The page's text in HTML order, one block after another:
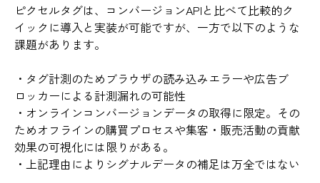
ピクセルタグは、コンバージョンAPIと比べて比較的ク
イックに導入と実装が可能ですが、一方で以下のような
課題があります。
・タグ計測のためブラウザの読み込みエラーや広告ブ
ロッカーによる計測漏れの可能性
・オンラインコンバージョンデータの取得に限定。その
ためオフラインの購買プロセスや集客・販売活動の貢献
効果の可視化には限りがある。
・上記理由によりシグナルデータの補足は万全ではない